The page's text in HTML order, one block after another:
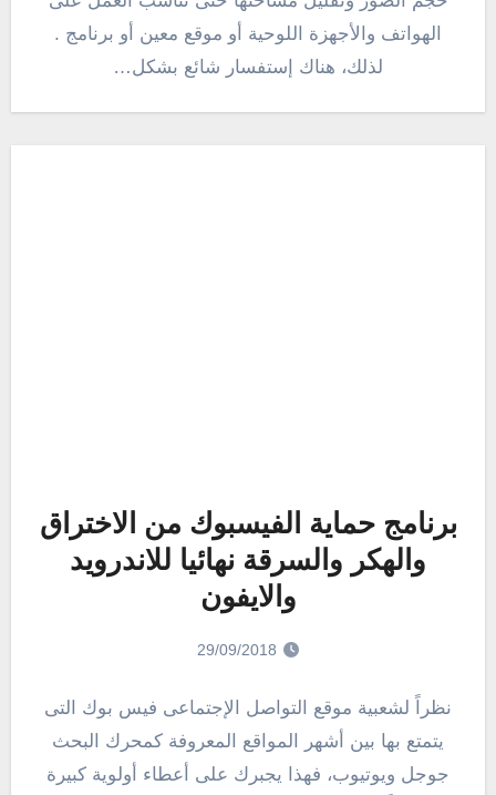
الهواتف والأجهزة اللوحية أو موقع معين أو برنامج .
لذلك، هناك إستفسار شائع بشكل…
برنامج حماية الفيسبوك من الاختراق
والهكر والسرقة نهائيا للاندرويد
والايفون
29/09/2018
نظراً لشعبية موقع التواصل الإجتماعى فيس بوك التى
يتمتع بها بين أشهر المواقع المعروفة كمحرك البحث
جوجل ويوتيوب، فهذا يجبرك على أعطاء أولوية كبيرة